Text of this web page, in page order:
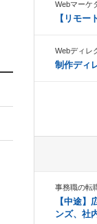
Webマーケ
【リモー
Webディレ
制作ディ
事務職の転
【中途】
ンズ、社